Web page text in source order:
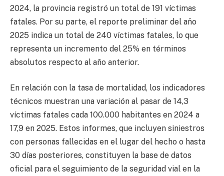
2024, la provincia registró un total de 191 víctimas
fatales. Por su parte, el reporte preliminar del año
2025 indica un total de 240 víctimas fatales, lo que
representa un incremento del 25% en términos
absolutos respecto al año anterior.
En relación con la tasa de mortalidad, los indicadores
técnicos muestran una variación al pasar de 14,3
víctimas fatales cada 100.000 habitantes en 2024 a
17,9 en 2025. Estos informes, que incluyen siniestros
con personas fallecidas en el lugar del hecho o hasta
30 días posteriores, constituyen la base de datos
oficial para el seguimiento de la seguridad vial en la